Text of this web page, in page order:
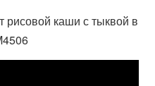
рисовой каши с тыквой в